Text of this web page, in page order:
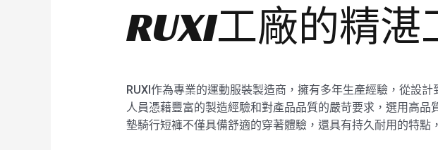
RUXI工廠的精
RUXI作為專業的運動服裝製造商，擁有多年生產經驗，從設
人員憑藉豐富的製造經驗和對產品品質的嚴苛要求，選用高
墊騎行短褲不僅具備舒適的穿著體驗，還具有持久耐用的特